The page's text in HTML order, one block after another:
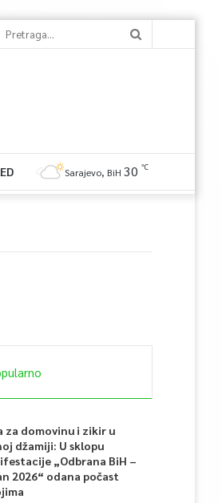
Sarajevo, BiH 30 ℃
za domovinu i zikir u
džamiji: U sklopu
„Odbrana BiH –
2026“ odana počast